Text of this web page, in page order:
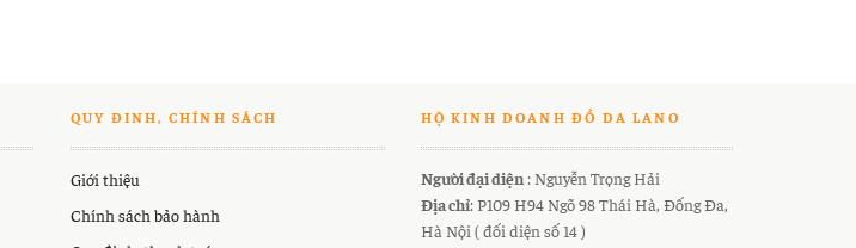
QUY ĐINH, CHÍNH SÁCH
Giới thiệu
Chính sách bảo hành
HỘ KINH DOANH ĐỒ DA LANO
Người đại diện: Nguyễn Trọng Hải
Địa chỉ: P109 H94 Ngõ 98 Thái Hà, Đống Đa,
Hà Nội ( đối diện số 14 )